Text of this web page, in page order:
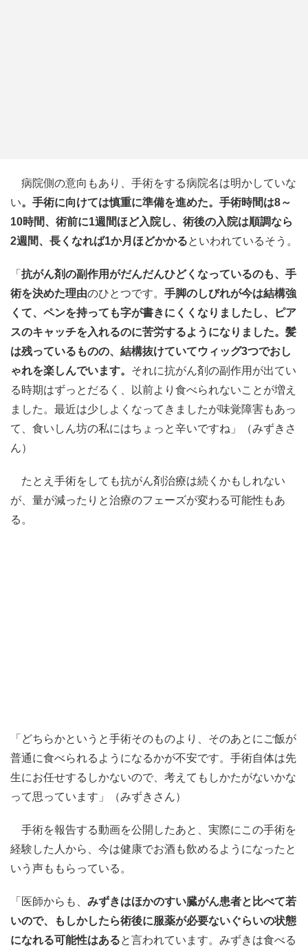
病院側の意向もあり、手術をする病院名は明かしていな
い。手術に向けては慎重に準備を進めた。手術時間は8～
10時間、術前に1週間ほど入院し、術後の入院は順調なら
2週間、長くなれば1か月ほどかかるといわれているそう。
「 抗がん剤の副作用がだんだんひどくなっているのも、手
術を決めた理由のひとつです。 手脚のしびれが今は結構強
くて、ペンを持っても字が書きにくくなりましたし、ピア
スのキャッチを入れるのに苦労するようになりました。髪
は残っているものの、結構抜けていてウィッグ3つでおし
ゃれを楽しんでいます。 それに抗がん剤の副作用が出てい
る時期はずっとだるく、以前より食べられないことが増え
ました。最近は少しよくなってきましたが味覚障害もあっ
て、食いしん坊の私にはちょっと辛いですね」（みずきさ
ん）
たとえ手術をしても抗がん剤治療は続くかもしれない
が、量が減ったりと治療のフェーズが変わる可能性もあ
る。
「どちらかというと手術そのものより、そのあとにご飯が
普通に食べられるようになるかが不安です。手術自体は先
生にお任せするしかないので、考えてもしかたがないかな
って思っています」（みずきさん）
手術を報告する動画を公開したあと、実際にこの手術を
経験した人から、今は健康でお酒も飲めるようになったと
いう声ももらっている。
「医師からも、 みずきはほかのすい臓がん患者と比べて若
いので、もしかしたら術後に服薬が必要ないぐらいの状態
になれる可能性はあると言われています。みずきは食べる